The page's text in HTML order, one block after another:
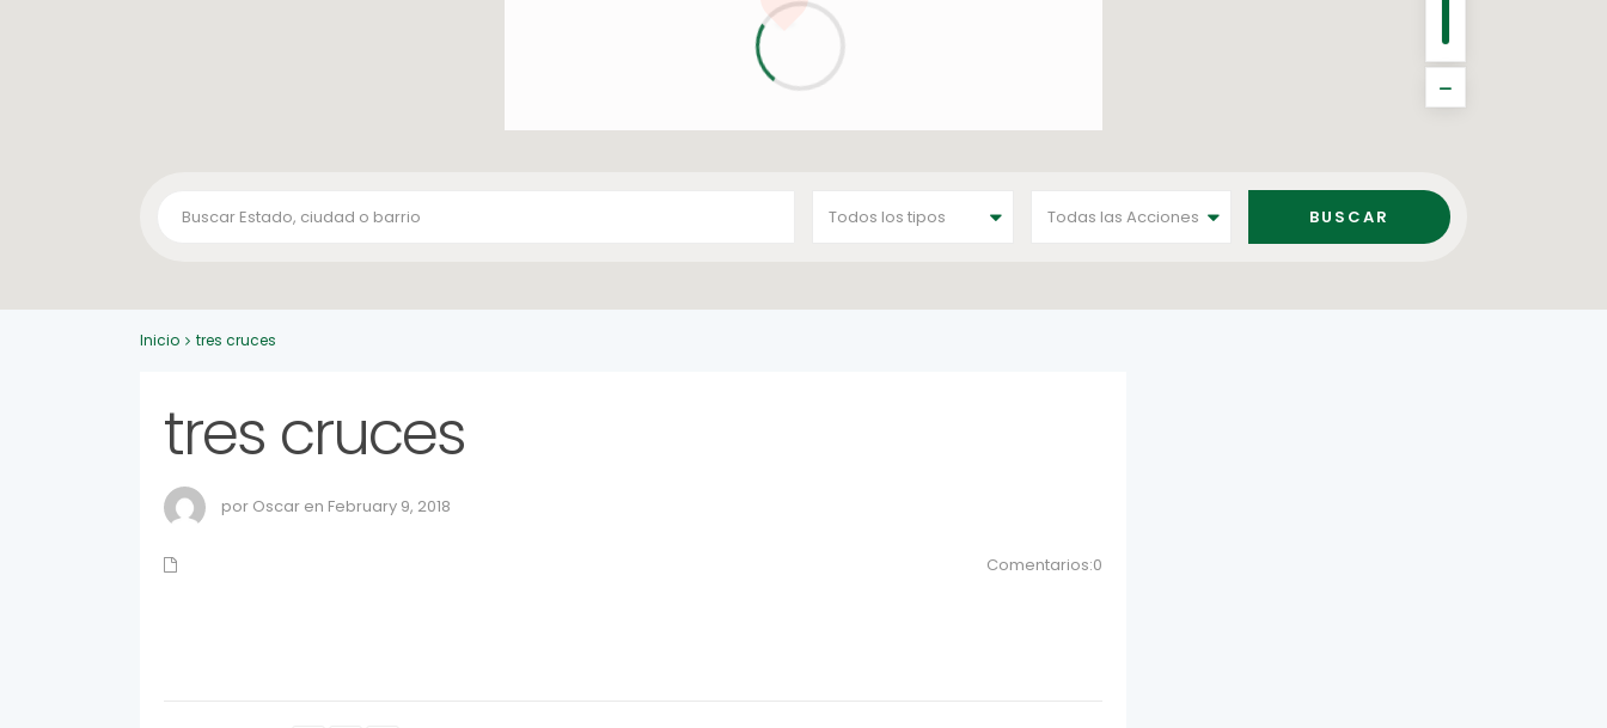
Todos los tipos Todas las Acciones
Inicio tres cruces
tres cruces
por Oscar en February 9, 2018
Comentarios:0